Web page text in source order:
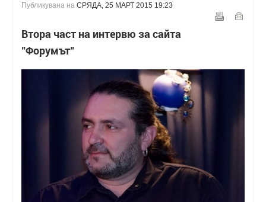
Публикувана на СРЯДА, 25 МАРТ 2015 19:23
Втора част на интервю за сайта
"Форумът"